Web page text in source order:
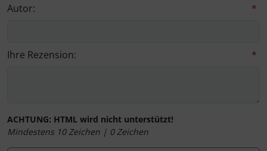
Autor:
*
Ihre Rezension: *
ACHTUNG: HTML wird nicht unterstützt!
Mindestens 10 Zeichen | 0Zeichen
Postkarten - Sonstiges